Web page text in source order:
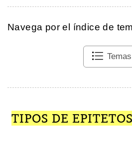
Navega por el índice de
Temas
TIPOS DE EPITETOS